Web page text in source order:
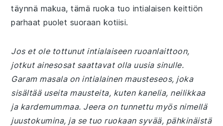
täynnä makua, tämä ruoka tuo intialaisen keittiön
parhaat puolet suoraan kotiisi.
Jos et ole tottunut intialaiseen ruoanlaittoon,
jotkut ainesosat saattavat olla uusia sinulle.
Garam masala on intialainen mausteseos, joka
sisältää useita mausteita, kuten kanelia, neilikkaa
ja kardemummaa. Jeera on tunnettu myös nimellä
juustokumina, ja se tuo ruokaan syvää, pähkinäistä